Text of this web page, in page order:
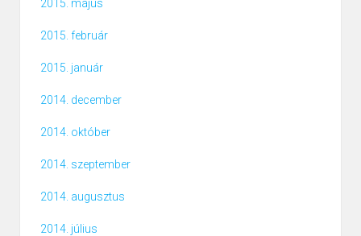
2015. május
2015. február
2015. január
2014. december
2014. október
2014. szeptember
2014. augusztus
2014. július